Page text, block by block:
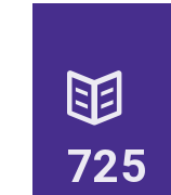
944